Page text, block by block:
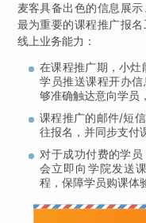
麦客具备出色的信息展
最为重要的课程推广报
线上业务能力：
在课程推广期，小灶
学员推送课程开办
够准确触达意向学员
课程推广的邮件/短
往报名，并同步支付
对于成功付费的学员
会立即向学院发送
程，保障学员购课体